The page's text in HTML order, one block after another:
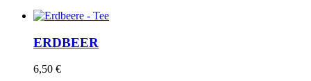
ERDBEER
6,50 €